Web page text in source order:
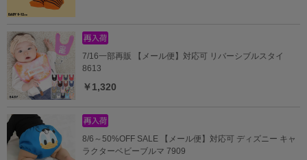
7/16一部再販 【メール便】対応可 リバーシブルスタイ
8613
￥1,320
8/6～50%OFF SALE 【メール便】対応可 ディズニー キャ
ラクターベビーブルマ 7909